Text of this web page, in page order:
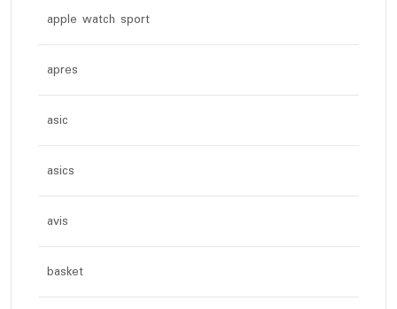
apple watch sport
apres
asic
asics
avis
basket